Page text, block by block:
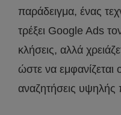
παράδειγμα, ένας
τρέξει Google Ads
κλήσεις, αλλά
ώστε να εμφανίζεται
αναζητήσεις υψηλής